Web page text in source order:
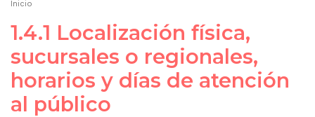
Ruta
de
navegación
Inicio
1.4.1 Localización física,
sucursales o regionales,
horarios y días de atención
al público